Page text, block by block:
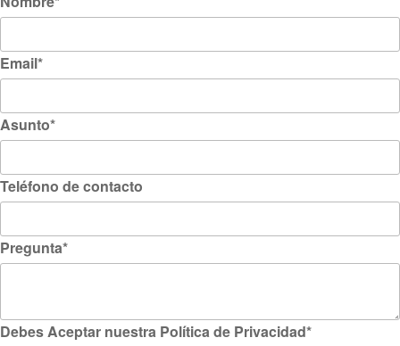
Email*
Asunto*
Teléfono de contacto
Pregunta*
Debes Aceptar nuestra Política de Privacidad*